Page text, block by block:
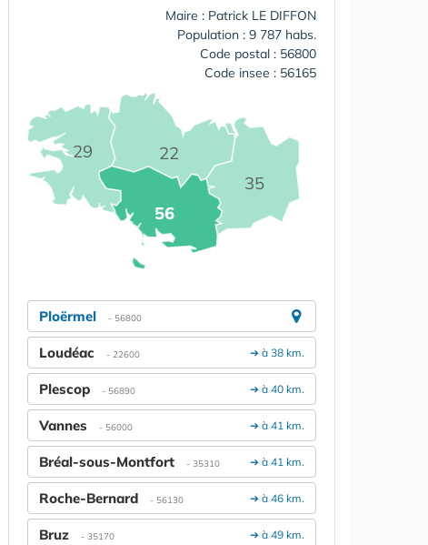
Maire : Patrick LE DIFFON
Population : 9 787 habs.
Code postal : 56800
Code insee : 56165
22
29
35
56
Ploërmel - 56800
➔ à 38 km.
Loudéac - 22600
➔ à 40 km.
Plescop - 56890
➔ à 41 km.
Vannes - 56000
➔ à 41 km.
Bréal-sous-Montfort - 35310
➔ à 46 km.
Roche-Bernard - 56130
➔ à 49 km.
Bruz - 35170